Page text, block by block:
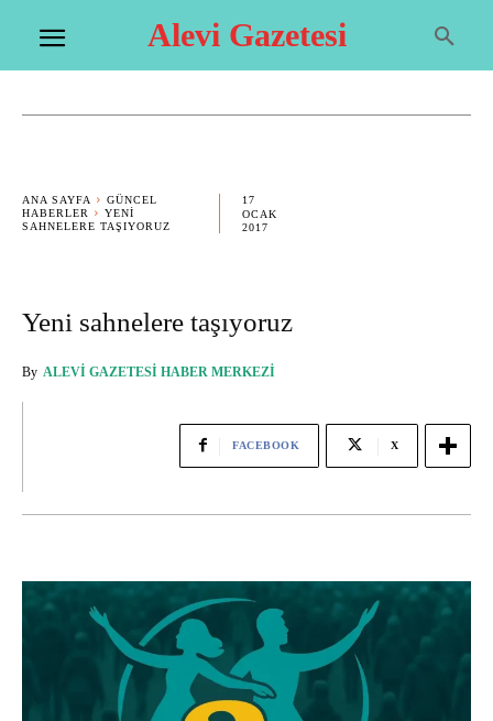
Alevi Gazetesi
ANA SAYFA
GÜNCEL
HABERLER
YENI
SAHNELERE TAŞIYORUZ
17
OCAK
2017
Yeni sahnelere taşıyoruz
By ALEVI GAZETESI HABER MERKEZI
FACEBOOK X